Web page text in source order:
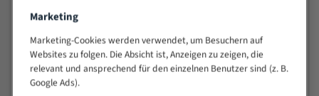
Technische Beschreibung:
Positiver Spanwinkel
Bandkörper aus hochlegiertem Federstahl
Legierte HSS-beschichtete Zahnspitzen
Marketing
Marketing-Cookies werden verwendet, um Besuchern auf
Websites zu folgen. Die Absicht ist, Anzeigen zu zeigen, die
relevant und ansprechend für den einzelnen Benutzer sind (z. B.
Google Ads).